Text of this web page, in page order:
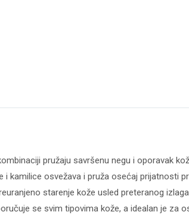
pružaju savršenu negu i oporavak
kamilice osvežava i pruža osećaj prijatnosti
starenje kože usled preteranog
se svim tipovima kože, a idealan je za